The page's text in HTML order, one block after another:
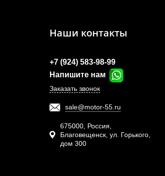
Наши контакты
+7 (924) 583-98-99
Напишите нам
Заказать звонок
sale@motor-55.ru
675000, Россия,
Благовещенск, ул. Горького,
дом 300